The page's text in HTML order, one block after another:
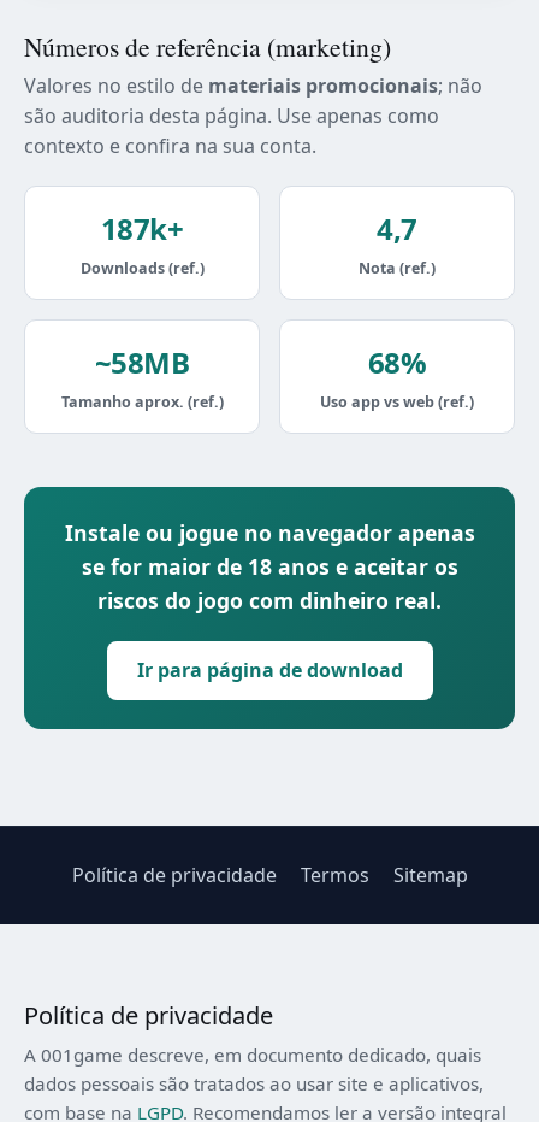
Números de referência (marketing)
Valores no estilo de materiais promocionais; não
são auditoria desta página. Use apenas como
contexto e confira na sua conta.
187k+
Downloads (ref.)
4,7
Nota (ref.)
~58MB
Tamanho aprox. (ref.)
68%
Uso app vs web (ref.)
Instale ou jogue no navegador apenas
se for maior de 18 anos e aceitar os
riscos do jogo com dinheiro real.
Ir para página de download
Política de privacidade Termos Sitemap
Política de privacidade
A 001game descreve, em documento dedicado, quais
dados pessoais são tratados ao usar site e aplicativos,
com base na LGPD. Recomendamos ler a versão integral